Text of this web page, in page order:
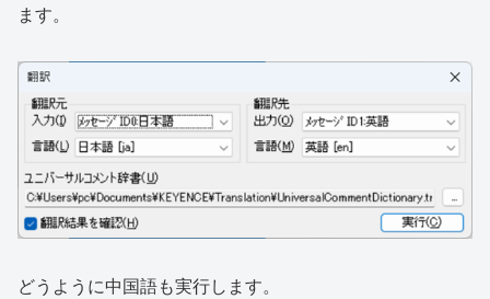
ます。
どうように中国語も実行します。